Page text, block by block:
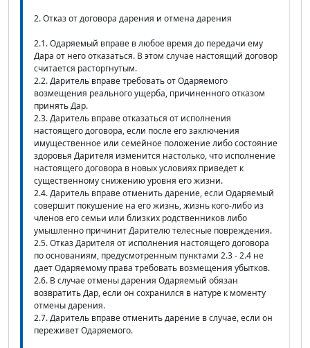
2. Отказ от договора дарения и отмена дарения
2.1. Одаряемый вправе в любое время до передачи ему
Дара от него отказаться. В этом случае настоящий договор
считается расторгнутым.
2.2. Даритель вправе требовать от Одаряемого
возмещения реального ущерба, причиненного отказом
принять Дар.
2.3. Даритель вправе отказаться от исполнения
настоящего договора, если после его заключения
имущественное или семейное положение либо состояние
здоровья Дарителя изменится настолько, что исполнение
настоящего договора в новых условиях приведет к
существенному снижению уровня его жизни.
2.4. Даритель вправе отменить дарение, если Одаряемый
совершит покушение на его жизнь, жизнь кого-либо из
членов его семьи или близких родственников либо
умышленно причинит Дарителю телесные повреждения.
2.5. Отказ Дарителя от исполнения настоящего договора
по основаниям, предусмотренным пунктами 2.3 - 2.4 не
дает Одаряемому права требовать возмещения убытков.
2.6. В случае отмены дарения Одаряемый обязан
возвратить Дар, если он сохранился в натуре к моменту
отмены дарения.
2.7. Даритель вправе отменить дарение в случае, если он
переживет Одаряемого.